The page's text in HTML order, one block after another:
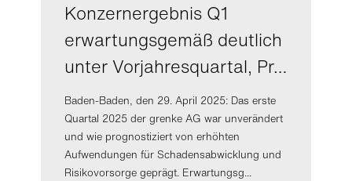
Konzernergebnis Q1
erwartungsgemäß deutlich
unter Vorjahresquartal, Pr…
Baden-Baden, den 29. April 2025: Das erste
Quartal 2025 der grenke AG war unverändert
und wie prognostiziert von erhöhten
Aufwendungen für Schadensabwicklung und
Risikovorsorge geprägt. Erwartungsg...